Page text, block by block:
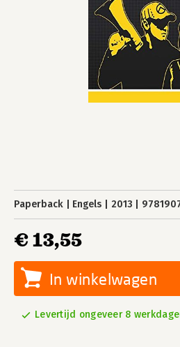
Paperback Engels 2013
€ 13,55
In winkelwagen
Levertijd ongeveer 8